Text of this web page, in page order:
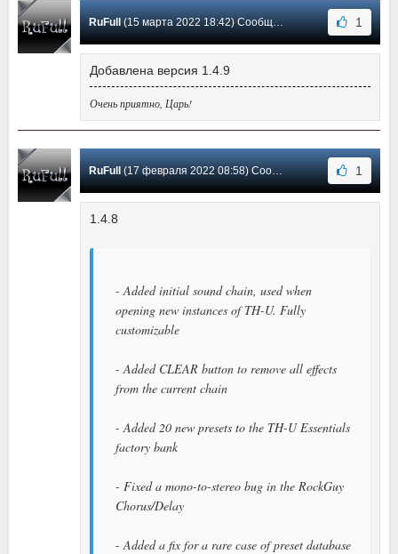
RuFull(15 марта 2022 18:42) Сообщение #35 1
Добавлена версия 1.4.9
Очень приятно, Царь!
RuFull(17 февраля 2022 08:58) Сообщение #34 1
1.4.8
- Added initial sound chain, used when
opening new instances of TH-U. Fully
customizable
- Added CLEAR button to remove all effects
from the current chain
- Added 20 new presets to the TH-U Essentials
factory bank
- Fixed a mono-to-stereo bug in the RockGuy
Chorus/Delay
- Added a fix for a rare case of preset database